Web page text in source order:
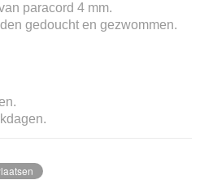
paracord 4 mm.
gedoucht en gezwommen.